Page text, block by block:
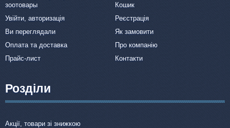
зоотовары
Кошик
Увійти, авторизація
Реєстрація
Ви переглядали
Як замовити
Оплата та доставка
Про компанію
Прайс-лист
Контакти
Розділи
Акції, товари зі знижкою